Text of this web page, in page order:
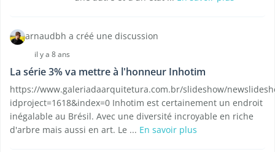
arnaudbh a créé une discussion
il y a 8 ans
La série 3% va mettre à l'honneur Inhotim
https://www.galeriadaarquitetura.com.br/slideshow/
idproject=1618&index=0 Inhotim est certainement un endroit
inégalable au Brésil. Avec une diversité incroyable en riche
d'arbre mais aussi en art. Le ... En savoir plus